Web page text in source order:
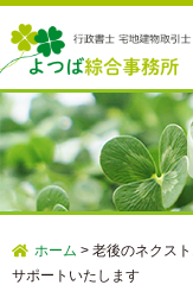
ホーム > 老後のネクス
サポートいたします